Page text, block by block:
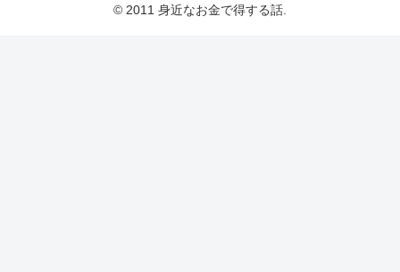
© 2011 身近なお金で得する話.